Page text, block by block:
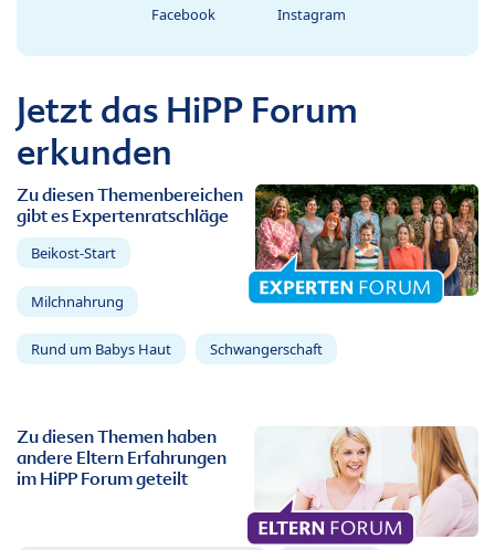
Facebook Instagram
Jetzt das HiPP Forum
erkunden
Zu diesen Themenbereichen
gibt es Expertenratschläge
Beikost-Start
Milchnahrung
Rund um Babys Haut Schwangerschaft
Zu diesen Themen haben
andere Eltern Erfahrungen
im HiPP Forum geteilt